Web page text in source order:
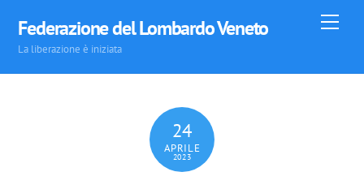
content
Federazione del Lombardo Veneto
La liberazione è iniziata
24
APRILE
2023